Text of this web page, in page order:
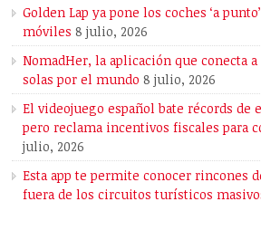
Golden Lap ya pone los coches ‘a
móviles 8 julio, 2026
NomadHer, la aplicación que conecta
solas por el mundo 8 julio, 2026
El videojuego español bate récords de
pero reclama incentivos fiscales para
julio, 2026
Esta app te permite conocer rincones
fuera de los circuitos turísticos